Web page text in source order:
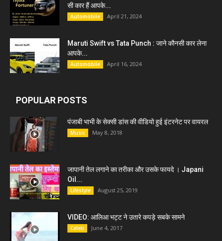
सी कार हैं आपके...
Automobile April 21, 2024
Maruti Swift vs Tata Punch : जाने कौनसी कार लेना
आपके...
Automobile April 16, 2024
POPULAR POSTS
पंजाबी भाभी के सेक्सी डांस की वीडियो हुई इंटरनेट पर वायरल
Music May 8, 2018
जापानी तेल लगाने का तरीका और उसके फायदे । Japani
Oil...
Lifestyle August 25, 2019
VIDEO: आलिआ भट्ट ने उतारे कपड़े सबके सामने
Celeb June 4, 2017